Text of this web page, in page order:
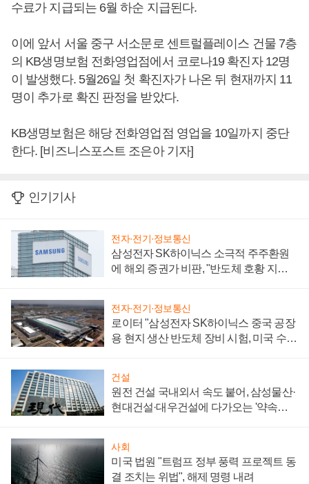
수료가 지급되는 6월 하순 지급된다.
이에 앞서 서울 중구 서소문로 센트럴플레이스 건물 7층
의 KB생명보험 전화영업점에서 코로나19 확진자 12명
이 발생했다. 5월26일 첫 확진자가 나온 뒤 현재까지 11
명이 추가로 확진 판정을 받았다.
KB생명보험은 해당 전화영업점 영업을 10일까지 중단
한다. [비즈니스포스트 조은아 기자]
인기기사
전자·전기·정보통신
삼성전자 SK하이닉스 소극적 주주환원
에 해외 증권가 비판, "반도체 호황 지속
전자·전기·정보통신
로이터 "삼성전자 SK하이닉스 중국 공장
용 현지 생산 반도체 장비 시험, 미국 수출
건설
원전 건설 국내외서 속도 붙어, 삼성물산·
현대건설·대우건설에 다가오는 '약속의
사회
미국 법원 "트럼프 정부 풍력 프로젝트 동
결 조치는 위법", 해제 명령 내려